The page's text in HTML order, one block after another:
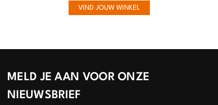
VIND JOUW WINKEL
MELD JE AAN VOOR ONZE
NIEUWSBRIEF